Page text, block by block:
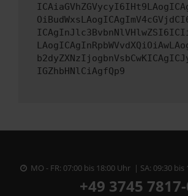
IGZhbHNlCiAgfQp9
MO - FR: 07:00 bis 18:00 Uhr | SA: 09:30 bis
+49 3745